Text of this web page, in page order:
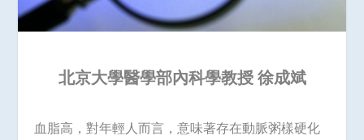
北京大學醫學部內科學教授 徐成斌
血脂高，對年輕人而言，意味著存在動脈粥樣硬化